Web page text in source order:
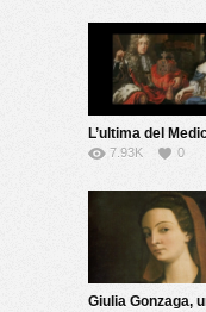
7.93K 0